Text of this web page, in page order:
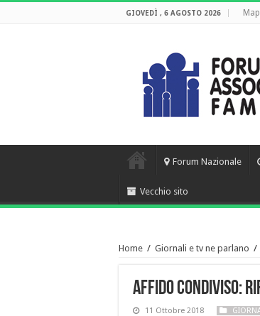
GIOVEDÌ , 6 AGOSTO 2026
Forum Nazionale
Vecchio sito
Home / Giornali e tv ne parlano /
AFFIDO CONDIVISO:
11 Ottobre 2018